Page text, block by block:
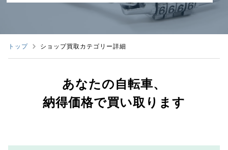
トップ ショップ買取カテゴリー詳細
あなたの自転車、
納得価格で買い取ります